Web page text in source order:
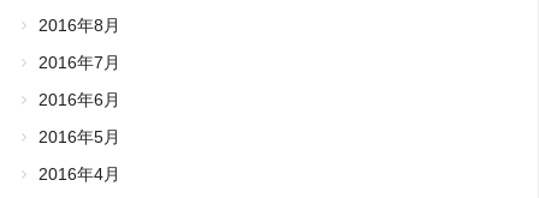
2016年8月
2016年7月
2016年6月
2016年5月
2016年4月